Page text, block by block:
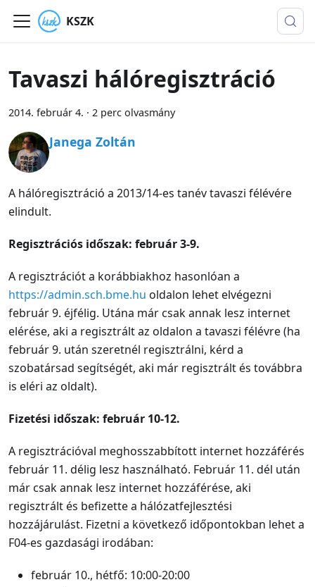
KSZK
Tavaszi hálóregisztráció
2014. február 4. · 2 perc olvasmány
Janega Zoltán
A hálóregisztráció a 2013/14-es tanév tavaszi félévére
elindult.
Regisztrációs időszak: február 3-9.
A regisztrációt a korábbiakhoz hasonlóan a
https://admin.sch.bme.hu oldalon lehet elvégezni
február 9. éjfélig. Utána már csak annak lesz internet
elérése, aki a regisztrált az oldalon a tavaszi félévre (ha
február 9. után szeretnél regisztrálni, kérd a
szobatársad segítségét, aki már regisztrált és továbbra
is eléri az oldalt).
Fizetési időszak: február 10-12.
A regisztrációval meghosszabbított internet hozzáférés
február 11. délig lesz használható. Február 11. dél után
már csak annak lesz internet hozzáférése, aki
regisztrált és befizette a hálózatfejlesztési
hozzájárulást. Fizetni a következő időpontokban lehet a
F04-es gazdasági irodában:
február 10., hétfő: 10:00-20:00